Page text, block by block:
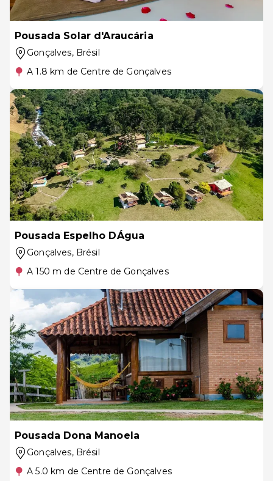
Pousada Solar d'Araucária
Gonçalves, Brésil
A 1.8 km de Centre de Gonçalves
Pousada Espelho DÁgua
Gonçalves, Brésil
A 150 m de Centre de Gonçalves
Pousada Dona Manoela
Gonçalves, Brésil
A 5.0 km de Centre de Gonçalves